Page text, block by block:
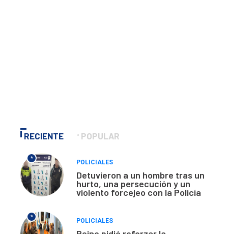
RECIENTE POPULAR
*
POLICIALES
Detuvieron a un hombre tras un
hurto, una persecución y un
violento forcejeo con la Policía
*
POLICIALES